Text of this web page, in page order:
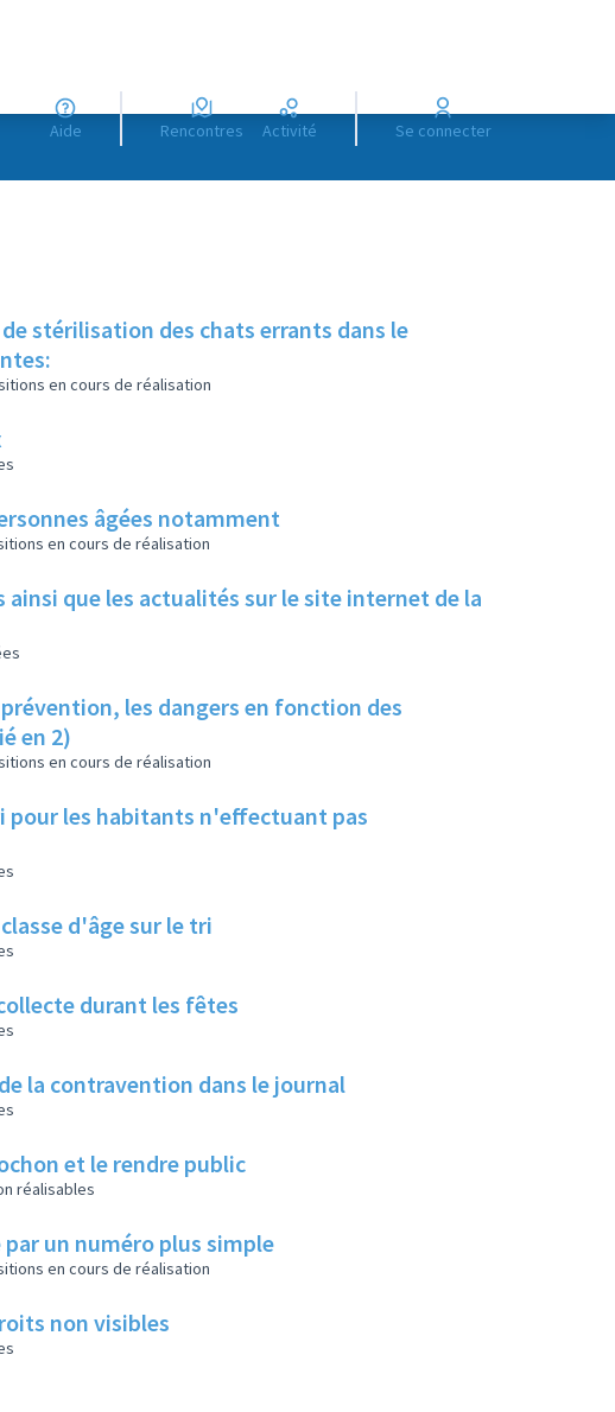
Aide Rencontres Activité Se connecter
stérilisation des chats errants dans le
en cours de réalisation
âgées notamment
en cours de réalisation
que les actualités sur le site internet de la
les dangers en fonction des
en 2)
en cours de réalisation
pour les habitants n'effectuant pas
d'âge sur le tri
durant les fêtes
la contravention dans le journal
et le rendre public
réalisables
un numéro plus simple
en cours de réalisation
non visibles